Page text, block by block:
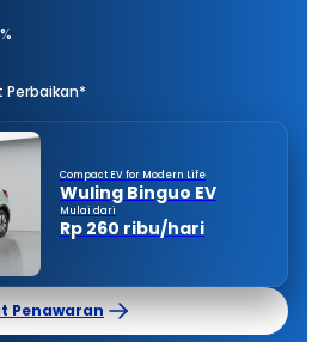
Perbaikan*
Compact EV for Modern Life
Wuling Binguo EV
Mulai dari
Rp 260 ribu/hari
Penawaran